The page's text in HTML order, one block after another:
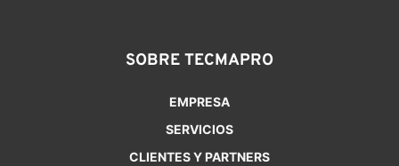
SOBRE TECMAPRO
EMPRESA
SERVICIOS
CLIENTES Y PARTNERS